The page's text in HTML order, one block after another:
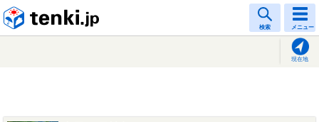
検索 メニュー
現在地